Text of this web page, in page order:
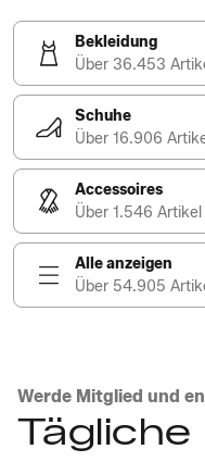
Bekleidung
Über 36.453
Schuhe
Über 16.906
Accessoires
Über 1.546 Artikel
Alle anzeigen
Über 54.905
Werde Mitglied und
Tägliche